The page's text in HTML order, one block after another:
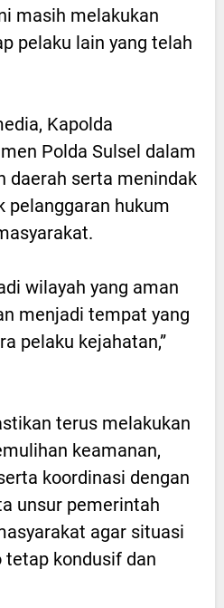
masih melakukan
pelaku lain yang telah
Kapolda
Polda Sulsel dalam
daerah serta menindak
pelanggaran hukum
wilayah yang aman
menjadi tempat yang
pelaku kejahatan,”
terus melakukan
keamanan,
koordinasi dengan
unsur pemerintah
agar situasi
tetap kondusif dan